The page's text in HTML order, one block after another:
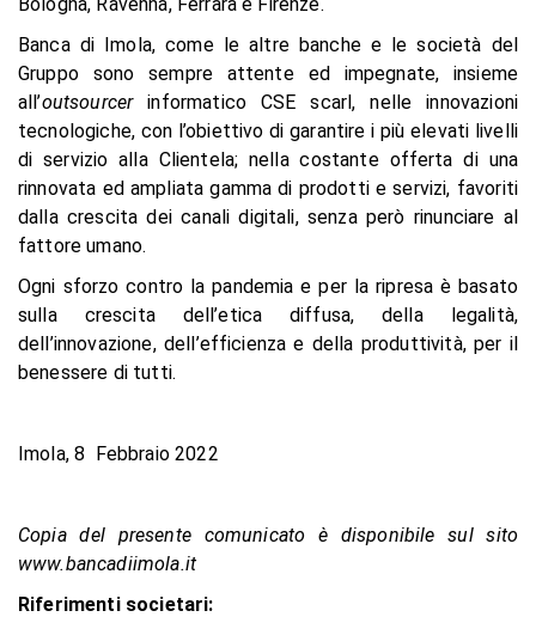
Banca di Imola, come le altre banche e le società del
Gruppo sono sempre attente ed impegnate, insieme
all’outsourcerinformatico CSE scarl, nelle innovazioni
tecnologiche, con l’obiettivo di garantire i più elevati livelli
di servizio alla Clientela; nella costante offerta di una
rinnovata ed ampliata gamma di prodotti e servizi, favoriti
dalla crescita dei canali digitali, senza però rinunciare al
fattore umano.
Ogni sforzo contro la pandemia e per la ripresa è basato
sulla crescita dell’etica diffusa, della legalità,
dell’innovazione, dell’efficienza e della produttività, per il
benessere di tutti.
Imola, 8 Febbraio 2022
Copia del presente comunicato è disponibile sul sito
www.bancadiimola.it
Riferimenti societari: